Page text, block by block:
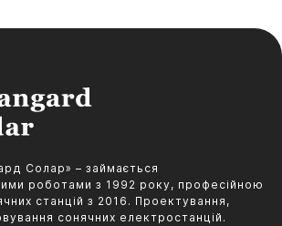
Солар» – займається
роботами з 1992 року, професійною
станцій з 2016. Проектування,
сонячних електростанцій.